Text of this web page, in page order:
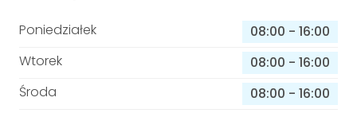
Poniedziałek 08:00 - 16:00
Wtorek
08:00 - 16:00
Środa
08:00 - 16:00